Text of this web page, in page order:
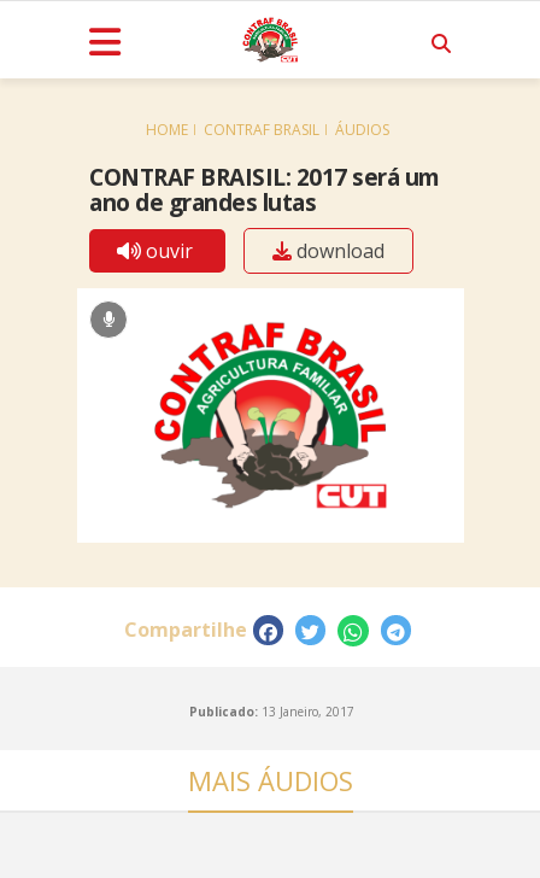
HOME CONTRAF BRASIL ÁUDIOS
CONTRAF BRAISIL: 2017 será um
ano de grandes lutas
ouvir download
Compartilhe
Publicado: 13 Janeiro, 2017
MAIS ÁUDIOS